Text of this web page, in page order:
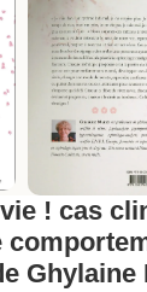
! cas
Ghylaine